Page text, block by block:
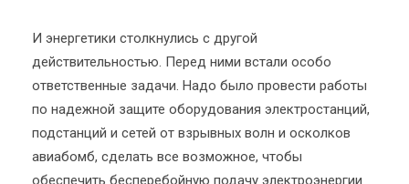
И энергетики столкнулись с другой
действительностью. Перед ними встали особо
ответственные задачи. Надо было провести работы
по надежной защите оборудования электростанций,
подстанций и сетей от взрывных волн и осколков
авиабомб, сделать все возможное, чтобы
обеспечить бесперебойную подачу электроэнергии